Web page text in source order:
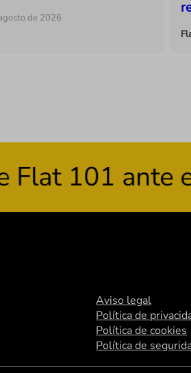
de 2026
ante el
Aviso legal
Política de
Política de cookies
Política de